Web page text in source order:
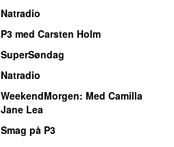
Natradio
P3 med Carsten Holm
SuperSøndag
Natradio
WeekendMorgen: Med Camilla
Jane Lea
Smag på P3